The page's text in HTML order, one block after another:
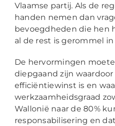
Vlaamse partij. Als de
handen nemen dan
bevoegdheden die hen
al de rest is gerommel
De hervormingen
diepgaand zijn
efficiëntiewinst is en
werkzaamheidsgraad
Wallonië naar de 80%
responsabilisering en